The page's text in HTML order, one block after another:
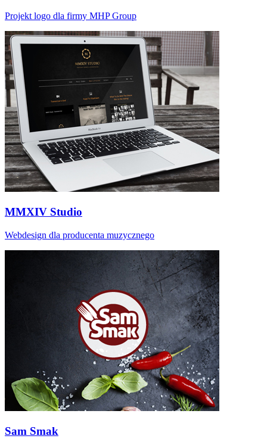
Projekt logo dla firmy MHP Group
MMXIV Studio
Webdesign dla producenta muzycznego
Sam Smak